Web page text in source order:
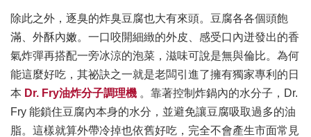
除此之外，逐臭的炸臭豆腐也大有來頭。豆腐各各個頭飽
滿、外酥內嫩。一口咬開細緻的外皮、感受口內迸發出的香
氣炸彈再搭配一旁冰涼的泡菜，滋味可說是無與倫比。為何
能這麼好吃，其祕訣之一就是老闆引進了擁有獨家專利的日
本 Dr. Fry油炸分子調理機 。靠著控制炸鍋內的水分子，Dr.
Fry 能鎖住豆腐內本身的水分，並避免讓豆腐吸取過多的油
脂。這樣就算外帶冷掉也依舊好吃，完全不會產生市面常見